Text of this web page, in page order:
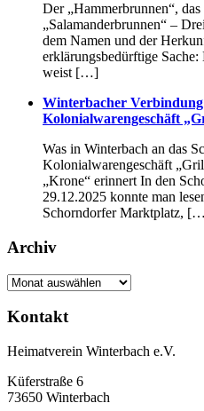
Der „Hammerbrunnen“,
„Salamanderbrunnen“ –
dem Namen und der
erklärungsbedürftige
weist […]
Winterbacher
Kolonialwarengeschäft
Was in Winterbach an das
Kolonialwarengeschäft
„Krone“ erinnert In den
29.12.2025 konnte man
Schorndorfer Marktplatz,
Archiv
Archiv
Kontakt
Heimatverein Winterbach e.V.
Küferstraße 6
73650 Winterbach